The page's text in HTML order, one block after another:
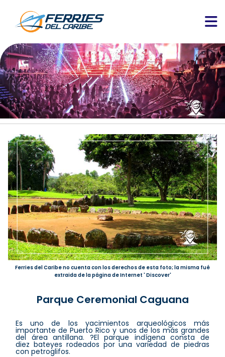
Ferries del Caribe no cuenta con los derechos de esta foto; la misma fué
extraida de la página de Internet ' Discover'
Parque Ceremonial Caguana
Es uno de los yacimientos arqueológicos más
importante de Puerto Rico y unos de los más grandes
del área antillana. ?El parque indígena consta de
diez bateyes rodeados por una variedad de piedras
con petroglifos.